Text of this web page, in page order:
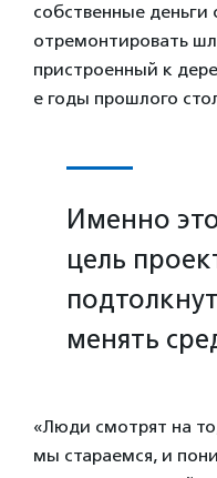
собственные
отремонтировать
пристроенный к
е годы прошлого
Именно
цель
менять
«Люди смотрят на
мы стараемся, и